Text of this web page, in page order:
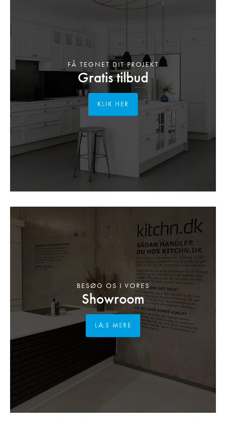
Gratis tilbud
FÅ TEGNET DIT PROJEKT
KLIK HER
Showroom
BESØG OS I VORES
LÆS MERE